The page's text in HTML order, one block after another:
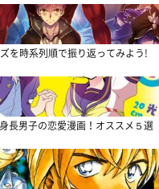
を時系列順で振り返ってみよう!
長男子の恋愛漫画！オススメ５選